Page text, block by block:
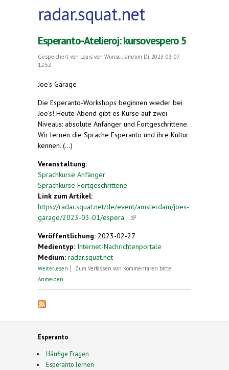
radar.squat.net
Esperanto-Atelieroj: kursovespero 5
Gespeichert von Louis von Wunsc...
am/um Di, 2023-03-07
12:52
Joe's Garage
Die Esperanto-Workshops beginnen wieder bei
Joe's! Heute Abend gibt es Kurse auf zwei
Niveaus: absolute Anfänger und Fortgeschrittene.
Wir lernen die Sprache Esperanto und ihre Kultur
kennen. (...)
Veranstaltung:
Sprachkurse Anfänger
Sprachkurse Fortgeschrittene
Link zum Artikel:
https://radar.squat.net/de/event/amsterdam/joes-
garage/2023-03-01/espera...(link is external)
Veröffentlichung: 2023-02-27
Medientyp: Internet-Nachrichtenportale
Medium: radar.squat.net
Weiterlesen über Esperanto-Atelieroj: kursovespero 5
Zum Verfassen von Kommentaren bitte
Anmelden
Esperanto
Häufige Fragen
Esperanto lernen